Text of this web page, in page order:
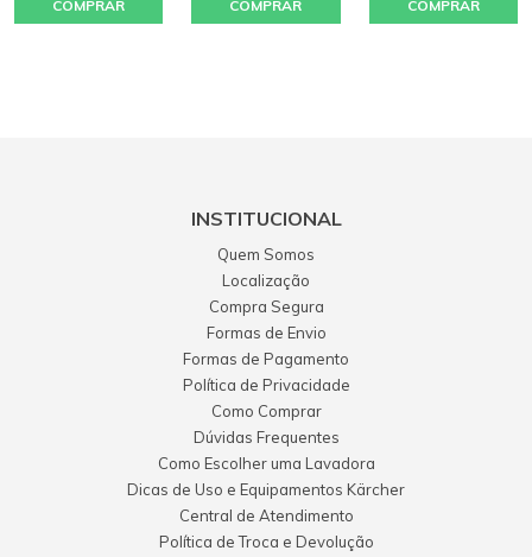
COMPRAR COMPRAR COMPRAR
INSTITUCIONAL
Quem Somos
Localização
Compra Segura
Formas de Envio
Formas de Pagamento
Política de Privacidade
Como Comprar
Dúvidas Frequentes
Como Escolher uma Lavadora
Dicas de Uso e Equipamentos Kärcher
Central de Atendimento
Política de Troca e Devolução